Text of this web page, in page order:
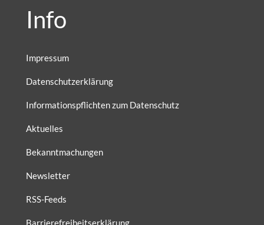
Info
Impressum
Datenschutzerklärung
Informationspflichten zum Datenschutz
Aktuelles
Bekanntmachungen
Newsletter
RSS-Feeds
Barrierefreiheitserklärung